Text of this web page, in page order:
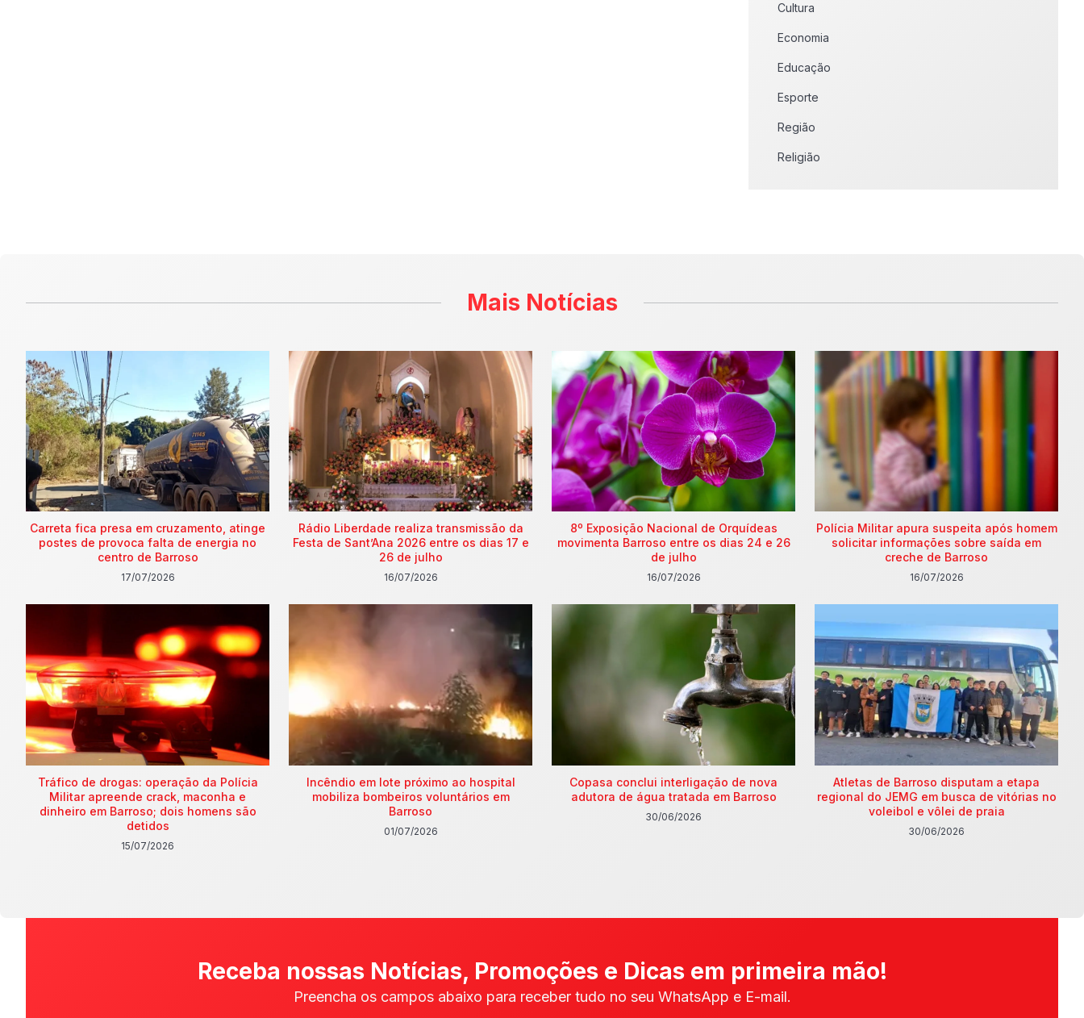
Cultura
Economia
Educação
Esporte
Região
Religião
Mais Notícias
Carreta fica presa em cruzamento, atinge
postes de provoca falta de energia no
centro de Barroso
17/07/2026
Rádio Liberdade realiza transmissão da
Festa de Sant’Ana 2026 entre os dias 17 e
26 de julho
16/07/2026
8º Exposição Nacional de Orquídeas
movimenta Barroso entre os dias 24 e 26
de julho
16/07/2026
Polícia Militar apura suspeita após homem
solicitar informações sobre saída em
creche de Barroso
16/07/2026
Tráfico de drogas: operação da Polícia
Militar apreende crack, maconha e
dinheiro em Barroso; dois homens são
detidos
15/07/2026
Incêndio em lote próximo ao hospital
mobiliza bombeiros voluntários em
Barroso
01/07/2026
Copasa conclui interligação de nova
adutora de água tratada em Barroso
30/06/2026
Atletas de Barroso disputam a etapa
regional do JEMG em busca de vitórias no
voleibol e vôlei de praia
30/06/2026
Receba nossas Notícias, Promoções e Dicas em primeira mão!
Preencha os campos abaixo para receber tudo no seu WhatsApp e E-mail.